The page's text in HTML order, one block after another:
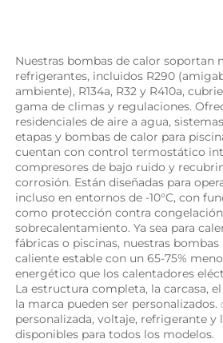
Nuestras bombas de calor soportan
refrigerantes, incluidos R290
ambiente), R134a, R32 y R410a,
gama de climas y regulaciones.
residenciales de aire a agua,
etapas y bombas de calor para
cuentan con control termostático
compresores de bajo ruido y
corrosión. Están diseñadas para
incluso en entornos de -10°C, con
como protección contra
sobrecalentamiento. Ya sea para
fábricas o piscinas, nuestras
caliente estable con un 65-75%
energético que los calentadores
La estructura completa, la carcasa,
la marca pueden ser personalizados.
personalizada, voltaje, refrigerante
disponibles para todos los modelos.